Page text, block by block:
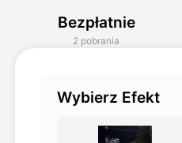
Zdjęcie
Bezpłatnie
2 pobrania
Wybierz Efekt